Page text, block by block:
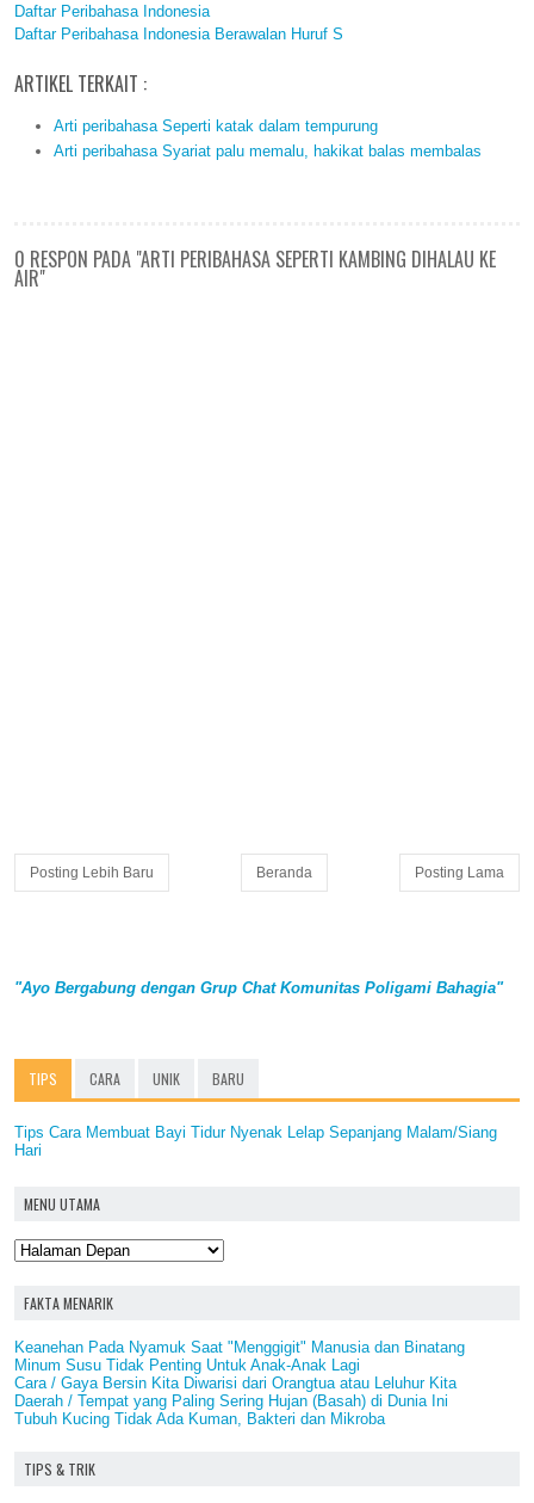
Daftar Peribahasa Indonesia
Daftar Peribahasa Indonesia Berawalan Huruf S
ARTIKEL TERKAIT :
Arti peribahasa Seperti katak dalam tempurung
Arti peribahasa Syariat palu memalu, hakikat balas membalas
0 RESPON PADA "ARTI PERIBAHASA SEPERTI KAMBING DIHALAU KE
AIR"
Posting Lebih Baru Posting Lama
Beranda
"Ayo Bergabung dengan Grup Chat Komunitas Poligami Bahagia"
TIPS CARA UNIK BARU
Tips Cara Membuat Bayi Tidur Nyenak Lelap Sepanjang Malam/Siang
Hari
MENU UTAMA
FAKTA MENARIK
Keanehan Pada Nyamuk Saat "Menggigit" Manusia dan Binatang
Minum Susu Tidak Penting Untuk Anak-Anak Lagi
Cara / Gaya Bersin Kita Diwarisi dari Orangtua atau Leluhur Kita
Daerah / Tempat yang Paling Sering Hujan (Basah) di Dunia Ini
Tubuh Kucing Tidak Ada Kuman, Bakteri dan Mikroba
TIPS & TRIK